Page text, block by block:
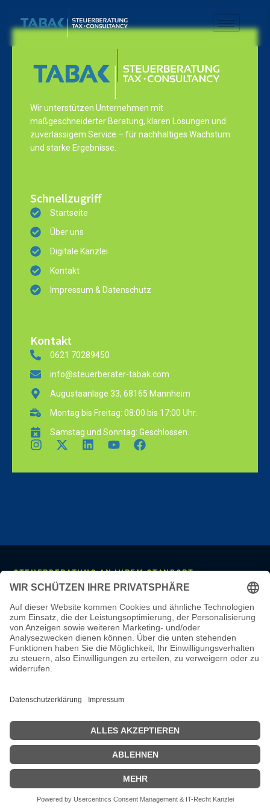
Wir unterstützen Unternehmen mit
maßgeschneiderter Beratung, klaren Lösungen und
zuverlässigem Service – für nachhaltiges Wachstum
und starke Ergebnisse.
Schnellzugriff
Startseite
Über uns
Digitale Kanzlei
Kontakt
Impressum & Datenschutz
Kontakt
0621 70289450
info@steuerberater-tabak.com
Augustaanlage 33, 68165 Mannheim
Montag bis Freitag: 08:00 bis 17:00 Uhr.
Samstag und Sonntag: Geschlossen.
STEUERBERATUNG AN IHREM STANDORT
Mannheim· Ludwigshafen Heidelberg· Frankfurt
Darmstadt
· Wiesbaden ·Mainz·Stuttgart· Karlsruhe ·Freiburg·
München· Augsburg· Nürnberg·Regensburg· Köln
Aachen·Düsseldorf·Duisburg ·Essen· Dortmund·Münster
Bielefeld· Hannover ·Bremen·Hamburg ·Kiel ·Berlin·
Leipzig ·Erfurt
LEISTUNGEN & WISSEN
Steuerberatung·Monatliche Buchhaltung·Lohnbuchhaltung·
Steuerberater-Kosten
Steuer-Glossar·Steuer-Wissen·Karriere·
Steuerberater Mannheim